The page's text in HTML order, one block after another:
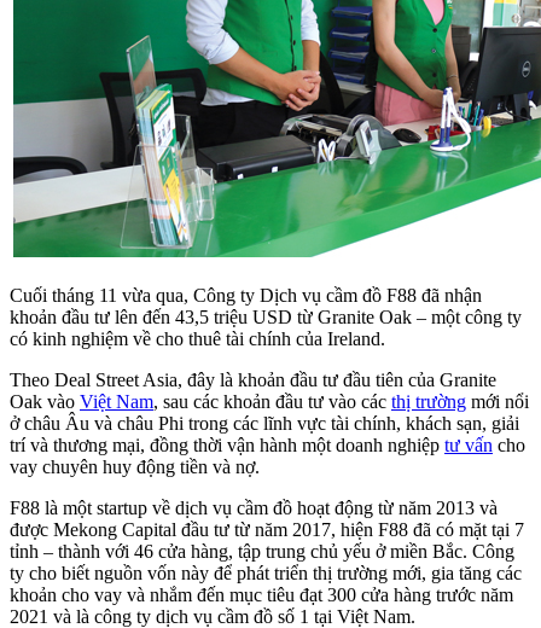
Cuối tháng 11 vừa qua, Công ty Dịch vụ cầm đồ F88 đã nhận
khoản đầu tư lên đến 43,5 triệu USD từ Granite Oak – một công ty
có kinh nghiệm về cho thuê tài chính của Ireland.
Theo Deal Street Asia, đây là khoản đầu tư đầu tiên của Granite
Oak vào Việt Nam, sau các khoản đầu tư vào các thị trường mới nổi
ở châu Âu và châu Phi trong các lĩnh vực tài chính, khách sạn, giải
trí và thương mại, đồng thời vận hành một doanh nghiệp tư vấn cho
vay chuyên huy động tiền và nợ.
F88 là một startup về dịch vụ cầm đồ hoạt động từ năm 2013 và
được Mekong Capital đầu tư từ năm 2017, hiện F88 đã có mặt tại 7
tỉnh – thành với 46 cửa hàng, tập trung chủ yếu ở miền Bắc. Công
ty cho biết nguồn vốn này để phát triển thị trường mới, gia tăng các
khoản cho vay và nhắm đến mục tiêu đạt 300 cửa hàng trước năm
2021 và là công ty dịch vụ cầm đồ số 1 tại Việt Nam.